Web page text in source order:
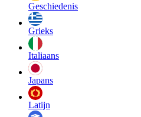
Geschiedenis
Grieks
Italiaans
Japans
Latijn